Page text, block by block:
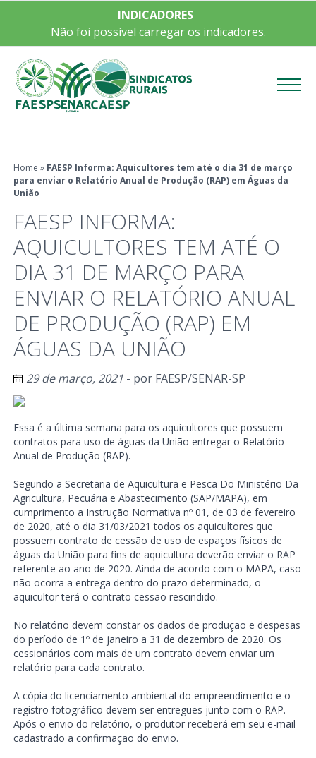
INDICADORES
Não foi possível carregar os indicadores.
Home » FAESP Informa: Aquicultores tem até o dia 31 de março
para enviar o Relatório Anual de Produção (RAP) em Águas da
União
FAESP INFORMA:
AQUICULTORES TEM ATÉ O
DIA 31 DE MARÇO PARA
ENVIAR O RELATÓRIO ANUAL
DE PRODUÇÃO (RAP) EM
ÁGUAS DA UNIÃO
29 de março, 2021- por FAESP/SENAR-SP
Essa é a última semana para os aquicultores que possuem
contratos para uso de águas da União entregar o Relatório
Anual de Produção (RAP).
Segundo a Secretaria de Aquicultura e Pesca Do Ministério Da
Agricultura, Pecuária e Abastecimento (SAP/MAPA), em
cumprimento a Instrução Normativa nº 01, de 03 de fevereiro
de 2020, até o dia 31/03/2021 todos os aquicultores que
possuem contrato de cessão de uso de espaços físicos de
águas da União para fins de aquicultura deverão enviar o RAP
referente ao ano de 2020. Ainda de acordo com o MAPA, caso
não ocorra a entrega dentro do prazo determinado, o
aquicultor terá o contrato cessão rescindido.
No relatório devem constar os dados de produção e despesas
do período de 1º de janeiro a 31 de dezembro de 2020. Os
cessionários com mais de um contrato devem enviar um
relatório para cada contrato.
A cópia do licenciamento ambiental do empreendimento e o
registro fotográfico devem ser entregues junto com o RAP.
Após o envio do relatório, o produtor receberá em seu e-mail
cadastrado a confirmação do envio.